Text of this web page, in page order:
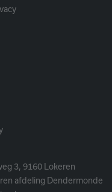
3, 9160 Lokeren
afdeling Dendermonde